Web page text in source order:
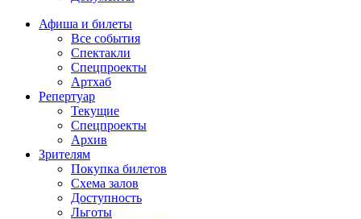
Афиша и билеты
Все события
Спектакли
Спецпроекты
Артхаб
Репертуар
Текущие
Спецпроекты
Архив
Зрителям
Покупка билетов
Схема залов
Доступность
Льготы